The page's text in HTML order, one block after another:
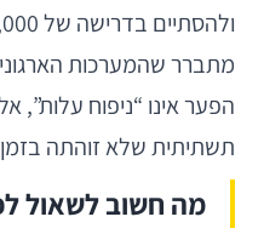
מתברר שהמערכות
הפער אינו “ניפוח עלות”,
תשתיתית שלא זוהתה
מה חשוב לשאול